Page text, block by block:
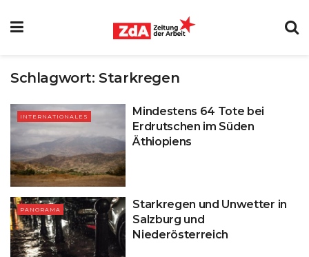
Schlagwort: Starkregen
INTERNATIONALES
Mindestens 64 Tote bei
Erdrutschen im Süden
Äthiopiens
PANORAMA
Starkregen und Unwetter in
Salzburg und
Niederösterreich